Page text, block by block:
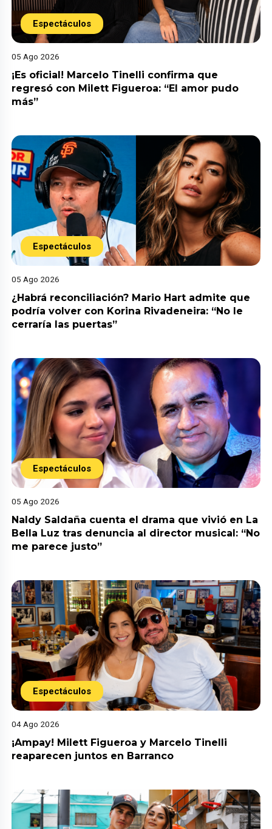
Espectáculos
05 Ago 2026
¡Es oficial! Marcelo Tinelli confirma que
regresó con Milett Figueroa: “El amor pudo
más”
Espectáculos
05 Ago 2026
¿Habrá reconciliación? Mario Hart admite que
podría volver con Korina Rivadeneira: “No le
cerraría las puertas”
Espectáculos
05 Ago 2026
Naldy Saldaña cuenta el drama que vivió en La
Bella Luz tras denuncia al director musical: “No
me parece justo”
Espectáculos
04 Ago 2026
¡Ampay! Milett Figueroa y Marcelo Tinelli
reaparecen juntos en Barranco